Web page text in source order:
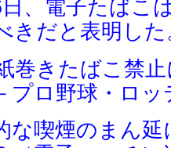
日、電子たばこ
きだと表明し
巻きたばこ禁
プロ野球・ロッ
な喫煙のまん